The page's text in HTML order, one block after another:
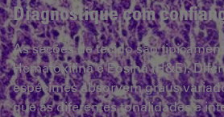
Diagnostique com
As seções de tecido são
Hematoxilina e Eosina (H&E).
espécimes absorvem graus
que as diferentes tonalidades e